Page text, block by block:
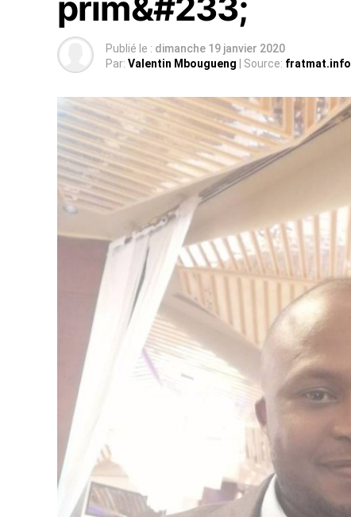
Publié le : dimanche 19 janvier 2020
Par: Valentin Mbougueng | Source: fratmat.info